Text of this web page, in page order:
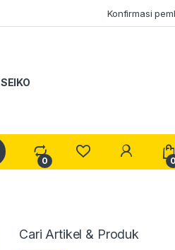
Konfirmasi
SEIKO
0
My
0
Cari Artikel & Produk